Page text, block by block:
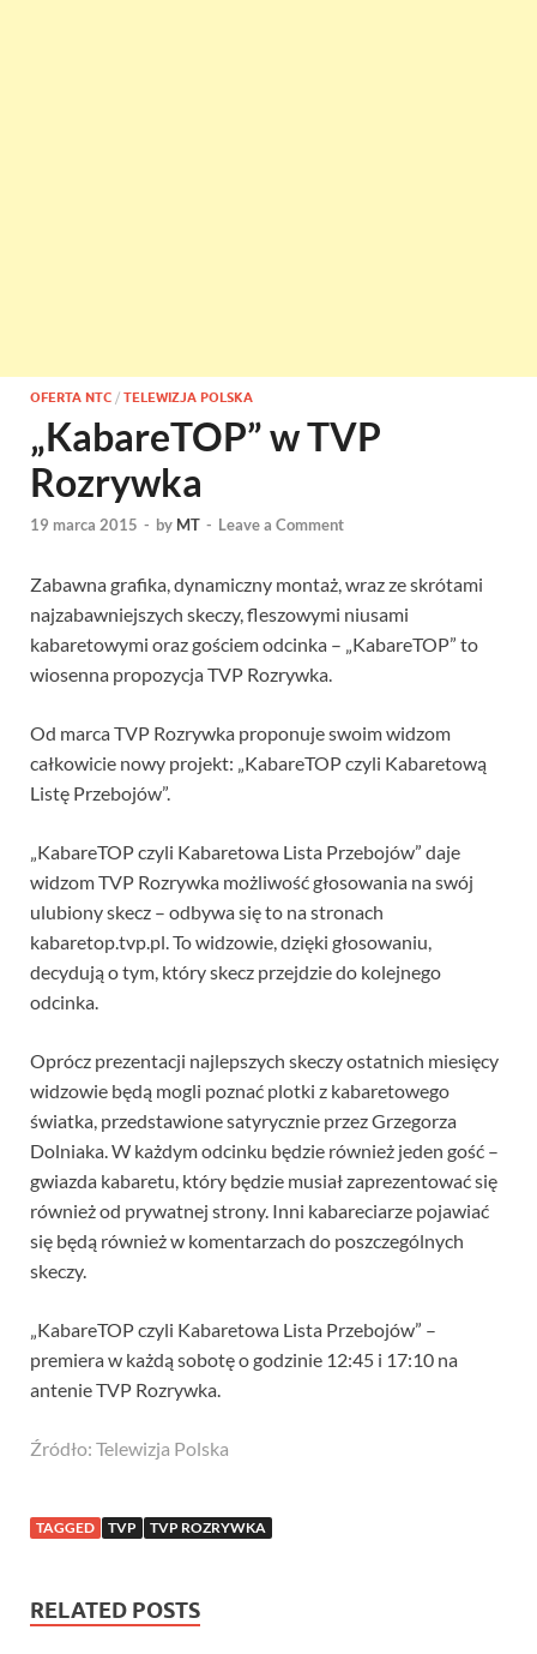
OFERTA NTC / TELEWIZJA POLSKA
„KabareTOP” w TVP
Rozrywka
19 marca 2015 - by MT - Leave a Comment
Zabawna grafika, dynamiczny montaż, wraz ze skrótami
najzabawniejszych skeczy, fleszowymi niusami
kabaretowymi oraz gościem odcinka – „KabareTOP” to
wiosenna propozycja TVP Rozrywka.
Od marca TVP Rozrywka proponuje swoim widzom
całkowicie nowy projekt: „KabareTOP czyli Kabaretową
Listę Przebojów”.
„KabareTOP czyli Kabaretowa Lista Przebojów” daje
widzom TVP Rozrywka możliwość głosowania na swój
ulubiony skecz – odbywa się to na stronach
kabaretop.tvp.pl. To widzowie, dzięki głosowaniu,
decydują o tym, który skecz przejdzie do kolejnego
odcinka.
Oprócz prezentacji najlepszych skeczy ostatnich miesięcy
widzowie będą mogli poznać plotki z kabaretowego
światka, przedstawione satyrycznie przez Grzegorza
Dolniaka. W każdym odcinku będzie również jeden gość –
gwiazda kabaretu, który będzie musiał zaprezentować się
również od prywatnej strony. Inni kabareciarze pojawiać
się będą również w komentarzach do poszczególnych
skeczy.
„KabareTOP czyli Kabaretowa Lista Przebojów” –
premiera w każdą sobotę o godzinie 12:45 i 17:10 na
antenie TVP Rozrywka.
Źródło: Telewizja Polska
TAGGED TVP TVP ROZRYWKA
RELATED POSTS